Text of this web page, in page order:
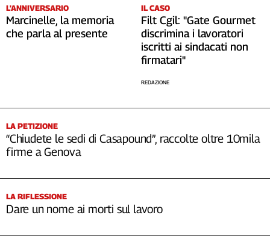
Cerca
Newsletter
L'ANNIVERSARIO
Marcinelle, la memoria
che parla al presente
IL CASO
Filt Cgil: "Gate Gourmet
discrimina i lavoratori
iscritti ai sindacati non
firmatari"
REDAZIONE
LA PETIZIONE
“Chiudete le sedi di Casapound”, raccolte oltre 10mila
firme a Genova
LA RIFLESSIONE
Dare un nome ai morti sul lavoro